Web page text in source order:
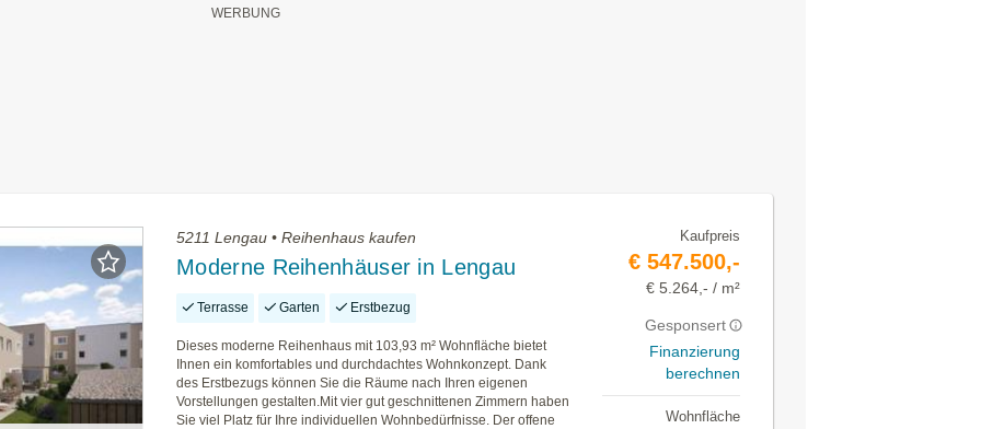
5211 Lengau • Reihenhaus kaufen
Moderne Reihenhäuser in Lengau
Terrasse Garten Erstbezug
Dieses moderne Reihenhaus mit 103,93 m² Wohnfläche bietet
Ihnen ein komfortables und durchdachtes Wohnkonzept. Dank
des Erstbezugs können Sie die Räume nach Ihren eigenen
Vorstellungen gestalten.Mit vier gut geschnittenen Zimmern haben
Sie viel Platz für Ihre individuellen Wohnbedürfnisse. Der offene
Kaufpreis
€ 547.500,-
€ 5.264,- / m²
Gesponsert
Finanzierung
berechnen
Wohnfläche